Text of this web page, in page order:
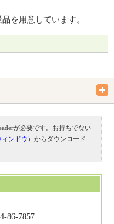
を用意しています。
が必要です。お持ちでない
ィンドウ）からダウンロード
86-7857